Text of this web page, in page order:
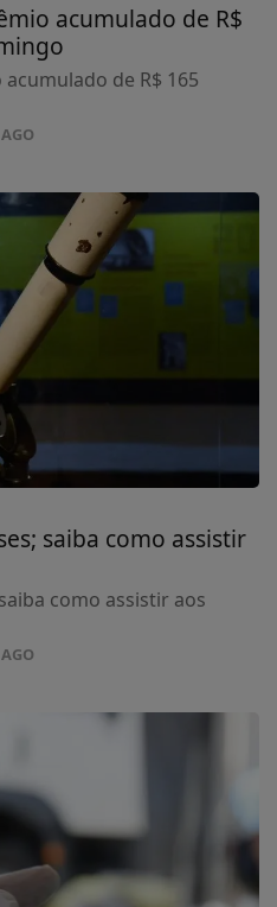
acumulado de R$
de R$ 165
saiba como assistir
como assistir aos